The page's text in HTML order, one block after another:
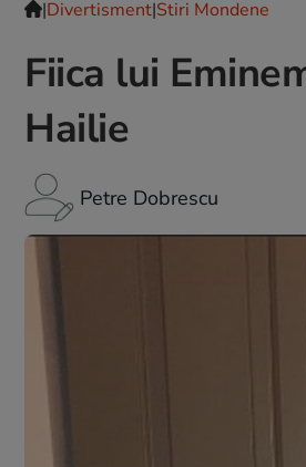
|Divertisment|Stiri Mondene
Fiica lui
Hailie
Petre Dobrescu